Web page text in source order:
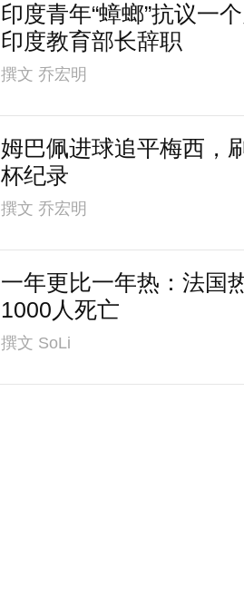
印度青年“蟑螂”抗议一
印度教育部长辞职
撰文 乔宏明
姆巴佩进球追平梅西，
杯纪录
撰文 乔宏明
一年更比一年热：法国
1000人死亡
撰文 SoLi